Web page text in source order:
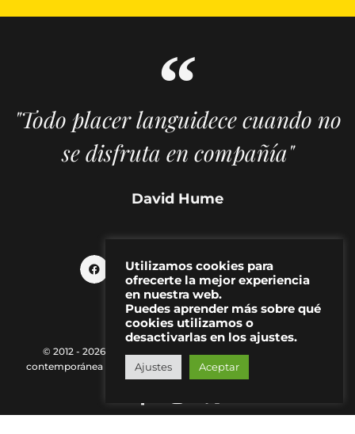
"Todo placer languidece cuando no
se disfruta en compañía"
David Hume
© 2012 - 2026 MAKMA | Revista de artes visuales y cultura
contemporánea |
Política de Privacidad|Aviso Legal
Utilizamos cookies para
ofrecerte la mejor experiencia
en nuestra web.
Puedes aprender más sobre qué
cookies utilizamos o
desactivarlas en los ajustes.
Ajustes Aceptar